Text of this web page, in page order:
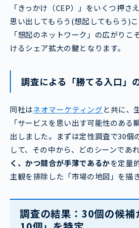
「きっかけ（CEP）」をいくつ押さ
思い出してもらう(想起してもらう)
「想起のネットワーク」の広がりこ
けるシェア拡大の鍵となります。
調査による「勝てる入口」
同社はネオマーケティングと共に、
「サービスを思い出す可能性のある
出しました。まずは定性調査で30個
して、その中から、どのシーンであ
く、かつ競合が手薄であるかを定量
主観を排除した「市場の地図」を描
調査の結果：30個の候補